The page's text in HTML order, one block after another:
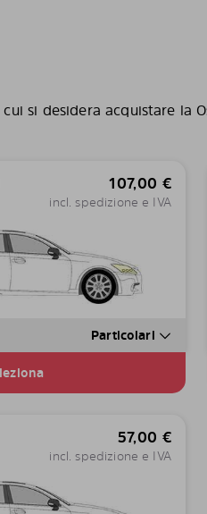
si desidera acquistare la
107,00 €
incl. spedizione e IVA
Particolari
57,00 €
incl. spedizione e IVA